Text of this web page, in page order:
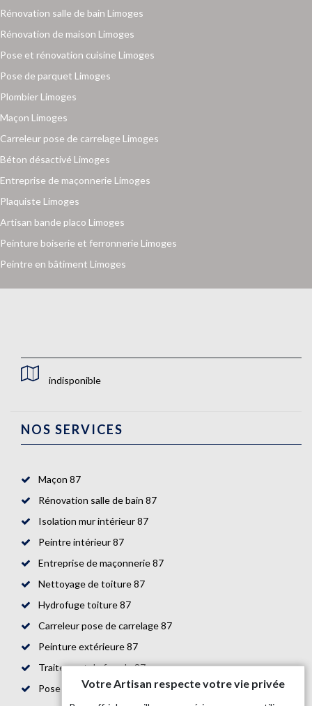
Rénovation salle de bain Limoges
Rénovation de maison Limoges
Pose et rénovation cuisine Limoges
Pose de parquet Limoges
Plombier Limoges
Maçon Limoges
Carreleur pose de carrelage Limoges
Béton désactivé Limoges
Entreprise de maçonnerie Limoges
Plaquiste Limoges
Artisan bande placo Limoges
Peinture boiserie et ferronnerie Limoges
Peintre en bâtiment Limoges
indisponible
NOS SERVICES
Maçon 87
Rénovation salle de bain 87
Isolation mur intérieur 87
Peintre intérieur 87
Entreprise de maçonnerie 87
Nettoyage de toiture 87
Hydrofuge toiture 87
Carreleur pose de carrelage 87
Peinture extérieure 87
Traitement de façade 87
Pose de parquet 87Votre Artisan respecte votre vie privée